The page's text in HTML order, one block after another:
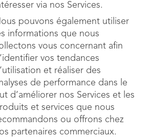
via nos Services.
pouvons également utiliser
informations que nous
vous concernant afin
vos tendances
et réaliser des
de performance dans le
d’améliorer nos Services et les
et services que nous
ou offrons chez
partenaires commerciaux.